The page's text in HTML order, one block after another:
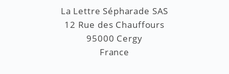
La Lettre Sépharade SAS
12 Rue des Chauffours
95000 Cergy
France